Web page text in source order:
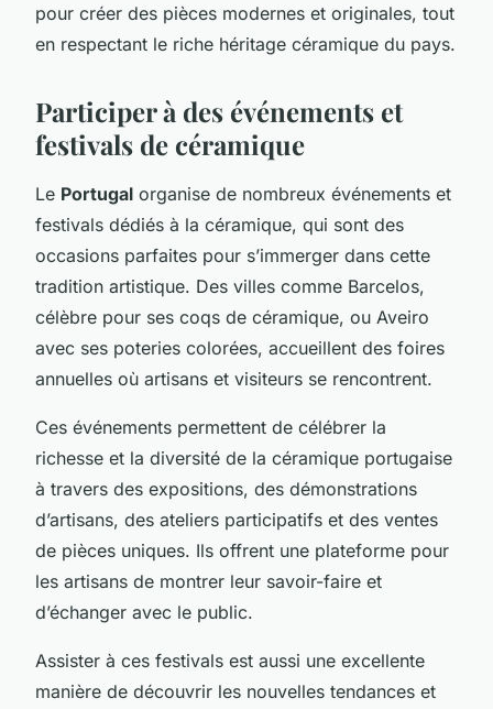
pour créer des pièces modernes et originales, tout
en respectant le riche héritage céramique du pays.
Participer à des événements et
festivals de céramique
Le Portugal organise de nombreux événements et
festivals dédiés à la céramique, qui sont des
occasions parfaites pour s’immerger dans cette
tradition artistique. Des villes comme Barcelos,
célèbre pour ses coqs de céramique, ou Aveiro
avec ses poteries colorées, accueillent des foires
annuelles où artisans et visiteurs se rencontrent.
Ces événements permettent de célébrer la
richesse et la diversité de la céramique portugaise
à travers des expositions, des démonstrations
d’artisans, des ateliers participatifs et des ventes
de pièces uniques. Ils offrent une plateforme pour
les artisans de montrer leur savoir-faire et
d’échanger avec le public.
Assister à ces festivals est aussi une excellente
manière de découvrir les nouvelles tendances et